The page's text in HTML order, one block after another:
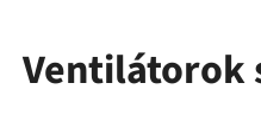
Ventilátorok